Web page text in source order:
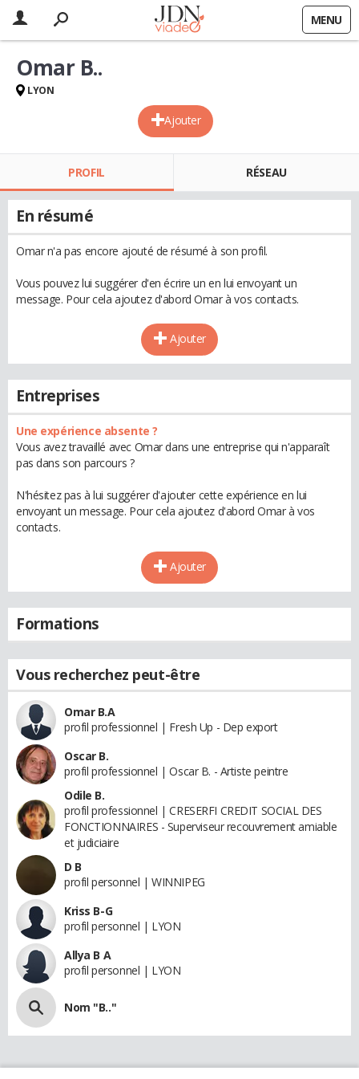
MENU
Ajouter
Omar B..
LYON
PROFIL RÉSEAU
En résumé
Omar n'a pas encore ajouté de résumé à son profil.
Vous pouvez lui suggérer d'en écrire un en lui envoyant un
message. Pour cela ajoutez d'abord Omar à vos contacts.
Ajouter
Entreprises
Une expérience absente ?
Vous avez travaillé avec Omar dans une entreprise qui n'apparaît
pas dans son parcours ?
N'hésitez pas à lui suggérer d'ajouter cette expérience en lui
envoyant un message. Pour cela ajoutez d'abord Omar à vos
contacts.
Ajouter
Formations
Vous recherchez peut-être
Omar B.A
profil professionnel | Fresh Up - Dep export
Oscar B.
profil professionnel | Oscar B. - Artiste peintre
Odile B.
profil professionnel | CRESERFI CREDIT SOCIAL DES
FONCTIONNAIRES - Superviseur recouvrement amiable
et judiciaire
D B
profil personnel | WINNIPEG
Kriss B-G
profil personnel | LYON
Allya B A
profil personnel | LYON
Nom "B.."